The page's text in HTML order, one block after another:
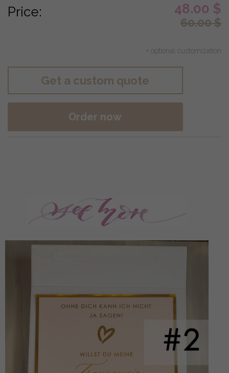
Price: 48.00 $
60.00$
+ optional customization
Get a custom quote
Order now